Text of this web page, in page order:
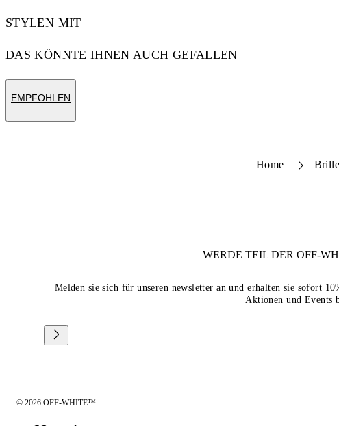
STYLEN MIT
DAS KÖNNTE IHNEN AUCH GEFALLEN
EMPFOHLEN
Home
WERDE TEIL DEROFF-
Melden sie sich für unseren newsletter an und erhalten sie sofort
Aktionen und Events
© 2026 OFF-WHITE™